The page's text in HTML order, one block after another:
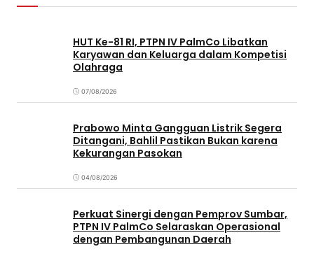
HUT Ke-81 RI, PTPN IV PalmCo Libatkan
Karyawan dan Keluarga dalam Kompetisi
Olahraga
07/08/2026
Prabowo Minta Gangguan Listrik Segera
Ditangani, Bahlil Pastikan Bukan karena
Kekurangan Pasokan
04/08/2026
Perkuat Sinergi dengan Pemprov Sumbar,
PTPN IV PalmCo Selaraskan Operasional
dengan Pembangunan Daerah